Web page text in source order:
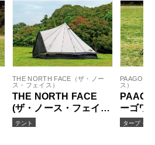
THE NORTH FACE（ザ・ノー
ス・フェイス）
THE NORTH FACE
(ザ・ノース・フェイス)
／ ハーミット4
テント
ス）
ーゴワ
ZENN
タープ・シ